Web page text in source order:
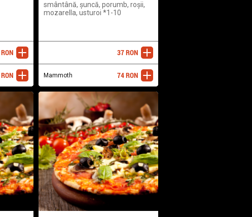
adaugă
RON
adaugă
RON
smântână, șuncă, porumb, roșii,
mozarella, usturoi *1-10
adaugă
37RON
Mammoth adaugă
74RON